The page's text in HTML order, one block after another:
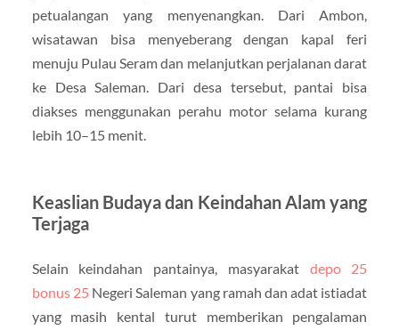
petualangan yang menyenangkan. Dari Ambon,
wisatawan bisa menyeberang dengan kapal feri
menuju Pulau Seram dan melanjutkan perjalanan darat
ke Desa Saleman. Dari desa tersebut, pantai bisa
diakses menggunakan perahu motor selama kurang
lebih 10–15 menit.
Keaslian Budaya dan Keindahan Alam yang
Terjaga
Selain keindahan pantainya, masyarakat depo 25
bonus 25 Negeri Saleman yang ramah dan adat istiadat
yang masih kental turut memberikan pengalaman